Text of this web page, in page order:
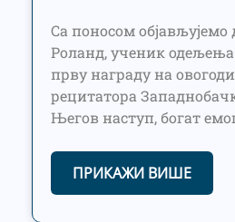
Са поносом објављујемо
Роланд, ученик
прву награду на
рецитатора
Његов наступ, богат
ПРИКАЖИ ВИШЕ